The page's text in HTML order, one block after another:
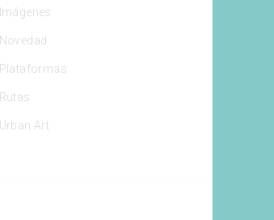
Imágenes
Novedad
Plataformas
Rutas
Urban Art